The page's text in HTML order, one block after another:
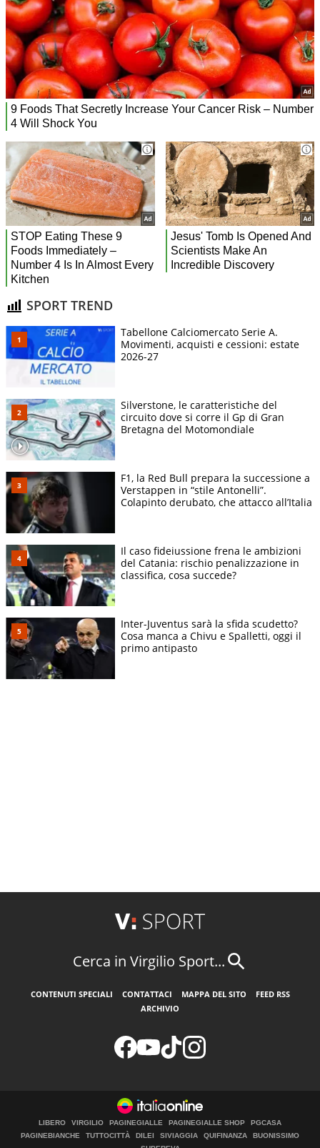
SPORT TREND
Tabellone Calciomercato Serie A.
Movimenti, acquisti e cessioni: estate
2026-27
Silverstone, le caratteristiche del
circuito dove si corre il Gp di Gran
Bretagna del Motomondiale
F1, la Red Bull prepara la successione a
Verstappen in “stile Antonelli”.
Colapinto derubato, che attacco all’Italia
Il caso fideiussione frena le ambizioni
del Catania: rischio penalizzazione in
classifica, cosa succede?
Inter-Juventus sarà la sfida scudetto?
Cosa manca a Chivu e Spalletti, oggi il
primo antipasto
Cerca in Virgilio Sport...
CONTENUTI SPECIALI CONTATTACI MAPPA DEL SITO
FEED RSS
ARCHIVIO
LIBERO VIRGILIO PAGINEGIALLE PAGINEGIALLE SHOP
PGCASA
PAGINEBIANCHE
TUTTOCITTÀ DILEI SIVIAGGIA QUIFINANZA
BUONISSIMO